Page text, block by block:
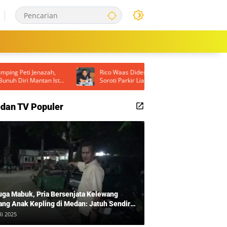
Istri
Rico Waas Didesak Turun Langsung, DPRD
Soroti Parkir Liar hingga Lampu Jalan Padam
di Medan
TV Populer
Mabuk, Pria Bersenjata Kelewang
Anak Kepling di Medan: Jatuh Sendiri
Mengamuk
2025